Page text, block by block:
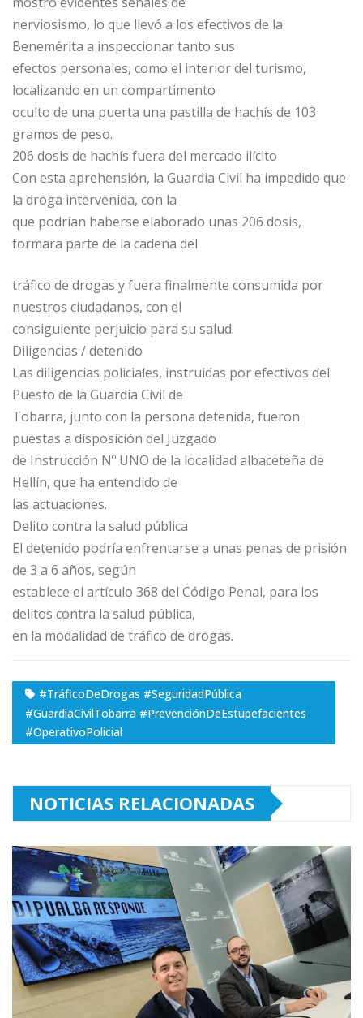
nerviosismo, lo que llevó a los efectivos de la
Benemérita a inspeccionar tanto sus
efectos personales, como el interior del turismo,
localizando en un compartimento
oculto de una puerta una pastilla de hachís de 103
gramos de peso.
206 dosis de hachís fuera del mercado ilícito
Con esta aprehensión, la Guardia Civil ha impedido que
la droga intervenida, con la
que podrían haberse elaborado unas 206 dosis,
formara parte de la cadena del
tráfico de drogas y fuera finalmente consumida por
nuestros ciudadanos, con el
consiguiente perjuicio para su salud.
Diligencias / detenido
Las diligencias policiales, instruidas por efectivos del
Puesto de la Guardia Civil de
Tobarra, junto con la persona detenida, fueron
puestas a disposición del Juzgado
de Instrucción Nº UNO de la localidad albaceteña de
Hellín, que ha entendido de
las actuaciones.
Delito contra la salud pública
El detenido podría enfrentarse a unas penas de prisión
de 3 a 6 años, según
establece el artículo 368 del Código Penal, para los
delitos contra la salud pública,
en la modalidad de tráfico de drogas.
#TráficoDeDrogas #SeguridadPública
#GuardiaCivilTobarra #PrevenciónDeEstupefacientes
#OperativoPolicial
NOTICIAS RELACIONADAS